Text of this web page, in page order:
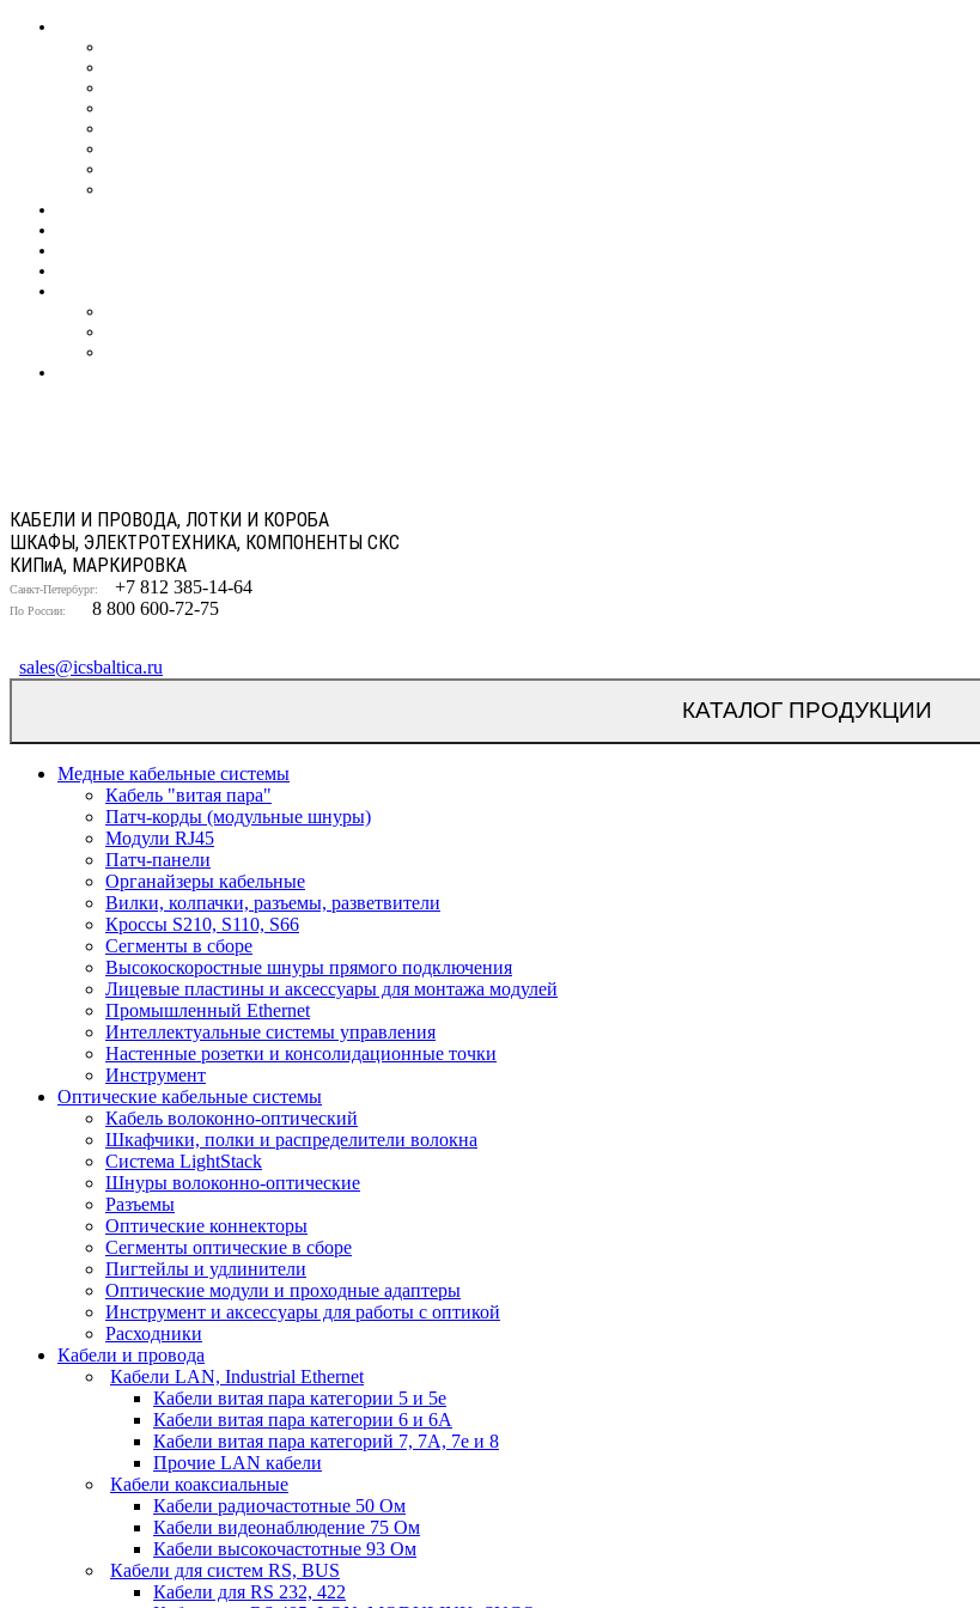
КАБЕЛИ И ПРОВОДА, ЛОТКИ И КОРОБА
ШКАФЫ, ЭЛЕКТРОТЕХНИКА, КОМПОНЕНТЫ СКС
КИПиА, МАРКИРОВКА
Санкт-Петербург: +7 812 385-14-64
По России: 8 800 600-72-75
sales@icsbaltica.ru
КАТАЛОГ ПРОДУКЦИИ
Медные кабельные системы
Кабель "витая пара"
Патч-корды (модульные шнуры)
Модули RJ45
Патч-панели
Органайзеры кабельные
Вилки, колпачки, разъемы, разветвители
Кроссы S210, S110, S66
Сегменты в сборе
Высокоскоростные шнуры прямого подключения
Лицевые пластины и аксессуары для монтажа модулей
Промышленный Ethernet
Интеллектуальные системы управления
Настенные розетки и консолидационные точки
Инструмент
Оптические кабельные системы
Кабель волоконно-оптический
Шкафчики, полки и распределители волокна
Система LightStack
Шнуры волоконно-оптические
Разъемы
Оптические коннекторы
Сегменты оптические в сборе
Пигтейлы и удлинители
Оптические модули и проходные адаптеры
Инструмент и аксессуары для работы с оптикой
Расходники
Кабели и провода
Кабели LAN, Industrial Ethernet
Кабели витая пара категории 5 и 5е
Кабели витая пара категории 6 и 6A
Кабели витая пара категорий 7, 7А, 7е и 8
Прочие LAN кабели
Кабели коаксиальные
Кабели радиочастотные 50 Ом
Кабели видеонаблюдение 75 Ом
Кабели высокочастотные 93 Ом
Кабели для систем RS, BUS
Кабели для RS 232, 422